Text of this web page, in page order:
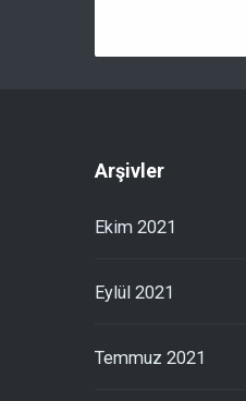
Arşivler
Ekim 2021
Eylül 2021
Temmuz 2021